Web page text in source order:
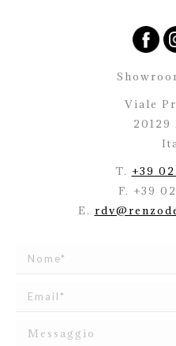
Viale
20129
T. +39
F. +39
E.